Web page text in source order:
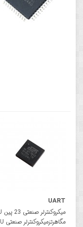
UART
مگاهرتزمیکروکنترلر صنعتی ATMEGA16U2-MU با 23 پین..